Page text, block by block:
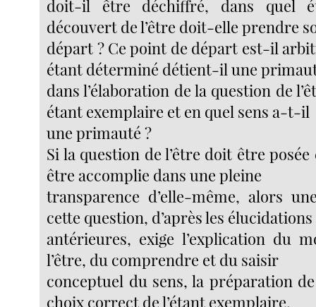
doit-il être déchiffré, dans quel
découvert de l’être doit-elle prendre
départ ? Ce point de départ est-il
étant déterminé détient-il une
dans l’élaboration de la question de
étant exemplaire et en quel sens a-t-il
une primauté ?
Si la question de l’être doit être
être accomplie dans une pleine
transparence d’elle-même, alors
cette question, d’après les élucidations
antérieures, exige l’explication du
l’être, du comprendre et du saisir
conceptuel du sens, la préparation
choix correct de l’étant exemplaire,